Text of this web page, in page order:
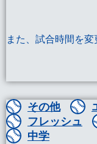
また、試合時間を変
その他
フレッシュ
中学